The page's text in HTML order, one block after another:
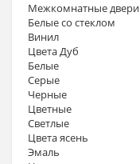
Межкомнатные двери
Белые со стеклом
Винил
Цвета Дуб
Белые
Серые
Черные
Цветные
Светлые
Цвета ясень
Эмаль